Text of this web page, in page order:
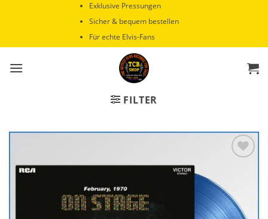
Exklusive Pressungen
Sicher & bequem bestellen
Für echte Elvis-Fans
FILTER
Wunschliste
hinzufügen